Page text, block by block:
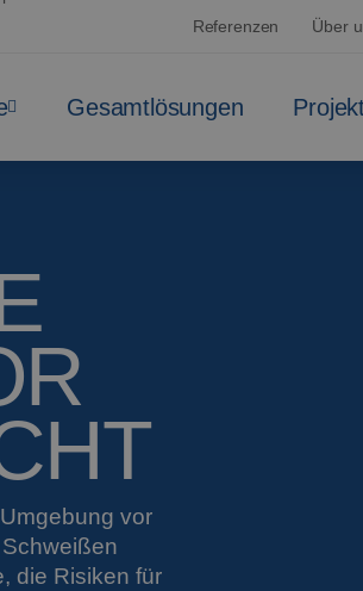
Referenzen Über
Gesamtlösungen
vor
die Risiken für